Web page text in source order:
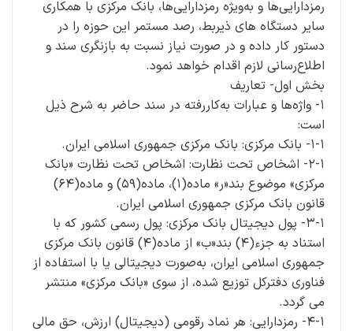
رمزدارایی‌ها و به‌ویژه رمزدارایی‌ها، ‌بانک مرکزی با همکاری
سایر دستگاه­ های ذی­ربط، رصد مستمر این حوزه را در
دستور کار داده و در صورت نیاز نسبت به بازنگری سند و
اطلاع‌رسانی لازم اقدام خواهد نمود.
بخش اول- تعاریف
۱- واژه‌ها و عبارات به‌کاررفته در سند حاضر به شرح ذیل
است:
۱-۱- ‌بانک مرکزی: ‌بانک مرکزی جمهوری اسلامی ایران.
۲-۱- اشخاص تحت نظارت: اشخاص تحت نظارت ‌«بانک
مرکزی» موضوع بند«ر» ماده(۱)، ماده(۵۹) و ماده(۶۴)
قانون بانک مرکزی جمهوری اسلامی ایران.
۳-۱- پول دیجیتال ‌بانک مرکزی: پول رسمی کشور که با
استناد به جزء(۴) بند«ب» از ماده(۴) قانون بانک مرکزی
جمهوری اسلامی ایران، به‌صورت دیجیتالی یا با استفاده از
فناوری دفترکل توزیع شده، از سوی «بانک مرکزی» منتشر
می­ گردد.
۴-۱- رمزدارایی: هر نماد رقومی (دیجیتال) ارزش، حق مالی